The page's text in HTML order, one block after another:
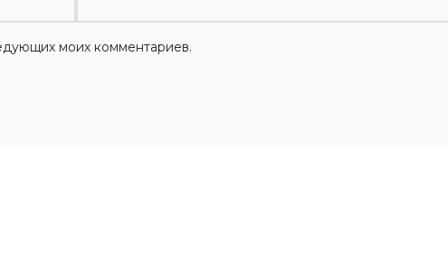
моих комментариев.